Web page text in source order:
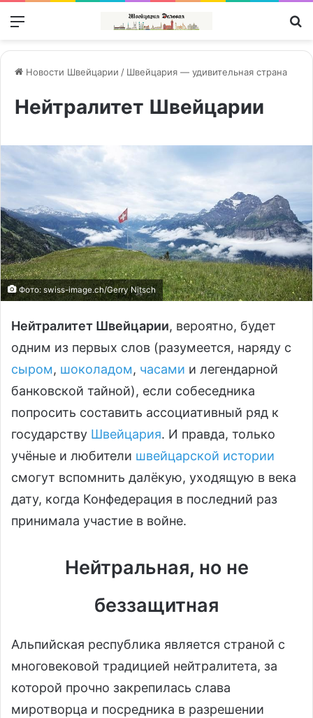
Меню
Новости Швейцарии / Швейцария — удивительная страна
Нейтралитет Швейцарии
Фото: swiss-imаge.сh/Gеrry Nitsch
Нейтралитет Швейцарии, вероятно, будет
одним из первых слов (разумеется, наряду с
сыром, шоколадом, часами и легендарной
банковской тайной), если собеседника
попросить составить ассоциативный ряд к
государству Швейцария. И правда, только
учёные и любители швейцарской истории
смогут вспомнить далёкую, уходящую в века
дату, когда Конфедерация в последний раз
принимала участие в войне.
Нейтральная, но не
беззащитная
Альпийская республика является страной с
многовековой традицией нейтралитета, за
которой прочно закрепилась слава
миротворца и посредника в разрешении